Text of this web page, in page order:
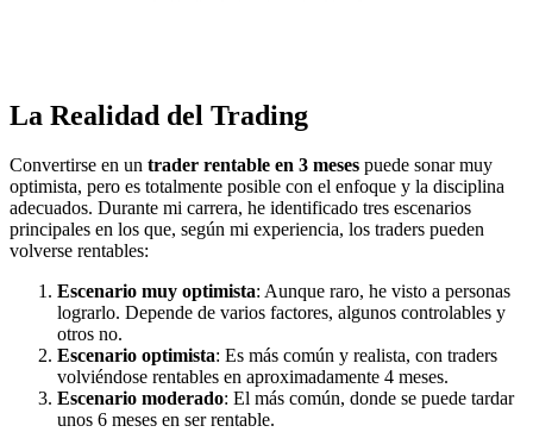
La Realidad del Trading
Convertirse en un trader rentable en 3 meses puede sonar muy
optimista, pero es totalmente posible con el enfoque y la disciplina
adecuados. Durante mi carrera, he identificado tres escenarios
principales en los que, según mi experiencia, los traders pueden
volverse rentables:
Escenario muy optimista: Aunque raro, he visto a personas
lograrlo. Depende de varios factores, algunos controlables y
otros no.
Escenario optimista: Es más común y realista, con traders
volviéndose rentables en aproximadamente 4 meses.
Escenario moderado: El más común, donde se puede tardar
unos 6 meses en ser rentable.